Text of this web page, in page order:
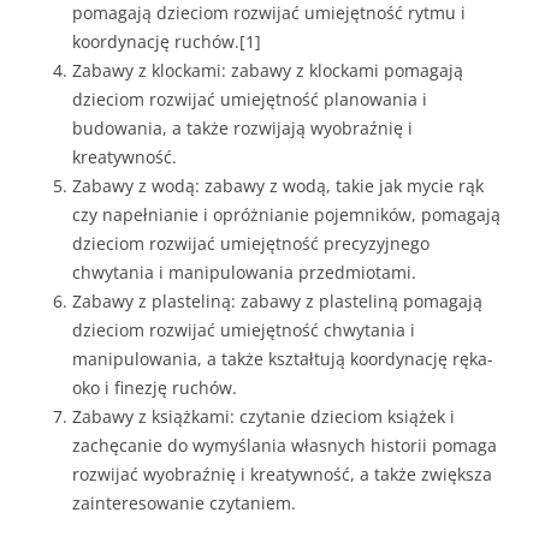
pomagają dzieciom rozwijać umiejętność rytmu i
koordynację ruchów.[1]
Zabawy z klockami: zabawy z klockami pomagają
dzieciom rozwijać umiejętność planowania i
budowania, a także rozwijają wyobraźnię i
kreatywność.
Zabawy z wodą: zabawy z wodą, takie jak mycie rąk
czy napełnianie i opróżnianie pojemników, pomagają
dzieciom rozwijać umiejętność precyzyjnego
chwytania i manipulowania przedmiotami.
Zabawy z plasteliną: zabawy z plasteliną pomagają
dzieciom rozwijać umiejętność chwytania i
manipulowania, a także kształtują koordynację ręka-
oko i finezję ruchów.
Zabawy z książkami: czytanie dzieciom książek i
zachęcanie do wymyślania własnych historii pomaga
rozwijać wyobraźnię i kreatywność, a także zwiększa
zainteresowanie czytaniem.